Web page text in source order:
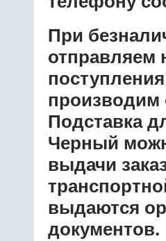
При
отправляем
производим
Подставка
Черный
выдачи
выдаются
документов.